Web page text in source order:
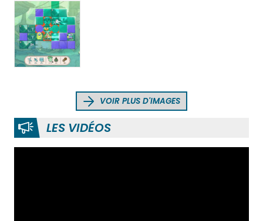
VOIR PLUS D'IMAGES
LES VIDÉOS